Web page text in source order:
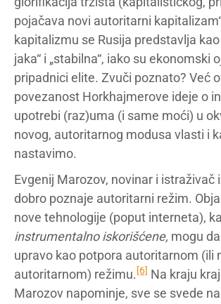
pojačava novi autoritarni
kapitalizmu se Rusija predstavlja
jaka“ i „stabilna“, iako su ekonomski
pripadnici elite. Zvuči poznato? Već
povezanost Horkhajmerove ideje o
upotrebi (raz)uma (i same moći) u
novog, autoritarnog modusa vlasti i
nastavimo.
Evgenij Marozov, novinar i istraživač
dobro poznaje autoritarni režim.
nove tehnologije (poput interneta),
instrumentalno iskorišćene, mogu
upravo kao potpora autoritarnom (ili
autoritarnom) režimu. [6] Na kraju
Marozov napominje, sve se svede